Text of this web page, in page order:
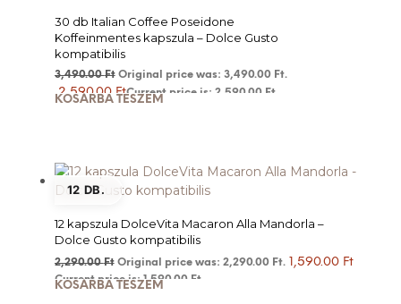
30 db Italian Coffee Poseidone
Koffeinmentes kapszula – Dolce Gusto
kompatibilis
3,490.00Ft Original price was: 3,490.00 Ft.
2,590.00 FtCurrent price is: 2,590.00 Ft.
KOSÁRBA TESZEM
12 DB.
12 kapszula DolceVita Macaron Alla Mandorla –
Dolce Gusto kompatibilis
2,290.00Ft Original price was: 2,290.00 Ft. 1,590.00 Ft
Current price is: 1,590.00 Ft.
KOSÁRBA TESZEM